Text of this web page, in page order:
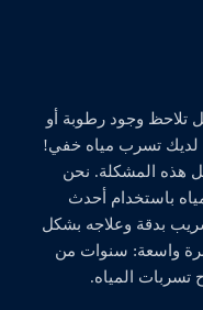
تلاحظ وجود رطوبة أو
تسرب مياه خفي!
هذه المشكلة. نحن
باستخدام أحدث
بدقة وعلاجه بشكل
واسعة: سنوات من
المياه.